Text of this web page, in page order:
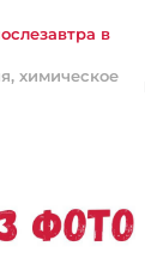
в
химическое